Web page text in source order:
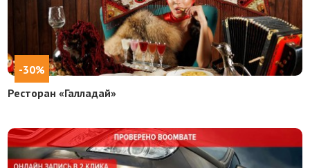
-30%
Ресторан «Галладай»